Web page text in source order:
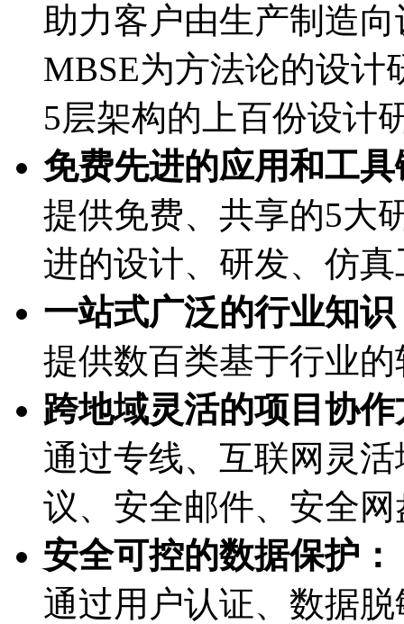
助力客户由生产制造向
MBSE为方法论的设计研
5层架构的上百份设计
免费先进的应用和工具链
提供免费、共享的5大
进的设计、研发、
一站式广泛的行业知识
提供数百类基于行业
跨地域灵活的项目协作方
通过专线、互联网灵
议、安全邮件、安
安全可控的数据保护：
通过用户认证、数据